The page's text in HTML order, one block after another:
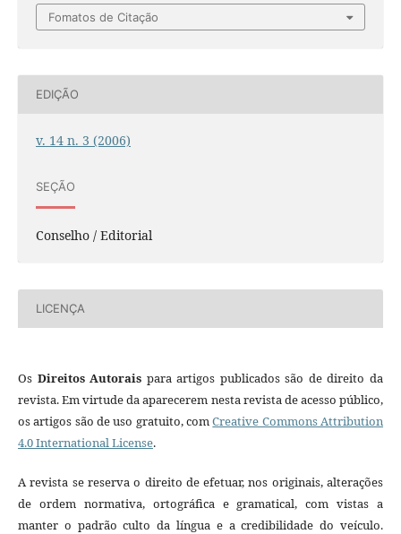
Fomatos de Citação
EDIÇÃO
v. 14 n. 3 (2006)
SEÇÃO
Conselho / Editorial
LICENÇA
Os Direitos Autorais para artigos publicados são de direito da
revista. Em virtude da aparecerem nesta revista de acesso público,
os artigos são de uso gratuito, comCreative Commons Attribution
4.0 International License.
A revista se reserva o direito de efetuar, nos originais, alterações
de ordem normativa, ortográfica e gramatical, com vistas a
manter o padrão culto da língua e a credibilidade do veículo.